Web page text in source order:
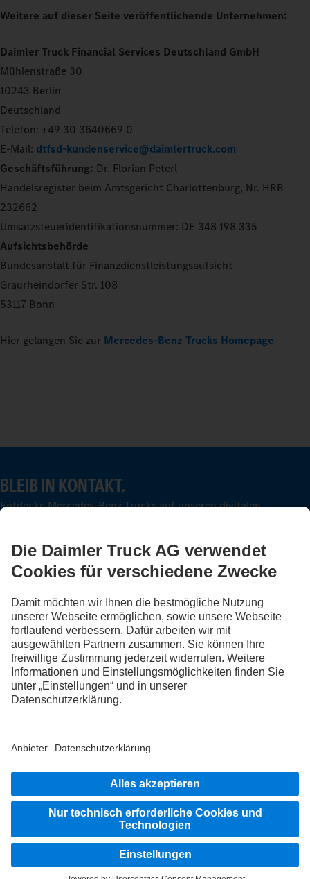
Weitere auf dieser Seite veröffentlichende Unternehmen:
Daimler Truck Financial Services Deutschland GmbH
Mühlenstraße 30
10243 Berlin
Deutschland
Telefon: +49 30 3640669 0
E-Mail: dtfsd-kundenservice@daimlertruck.com
Geschäftsführung: Dr. Florian Peterl
Handelsregister beim Amtsgericht Charlottenburg, Nr. HRB
232662
Umsatzsteueridentifikationsnummer: DE 348 198 335
Aufsichtsbehörde
Bundesanstalt für Finanzdienstleistungsaufsicht
Graurheindorfer Str. 108
53117 Bonn
Hier gelangen Sie zur Mercedes-Benz Trucks Homepage
BLEIB IN KONTAKT.
Entdecke Mercedes-Benz Trucks auf unseren digitalen
FOLLOW THE ROADSTARS.
Tausche jetzt Erfahrungen mit anderen Truckerinnen und
Truckern aus.
Rechtliche Hinweise